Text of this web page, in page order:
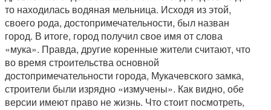
то находилась водяная мельница. Исходя из этой,
своего рода, достопримечательности, был назван
город. В итоге, город получил свое имя от слова
«мука». Правда, другие коренные жители считают, что
во время строительства основной
достопримечательности города, Мукачевского замка,
строители были изрядно «измучены». Как видно, обе
версии имеют право не жизнь. Что стоит посмотреть,